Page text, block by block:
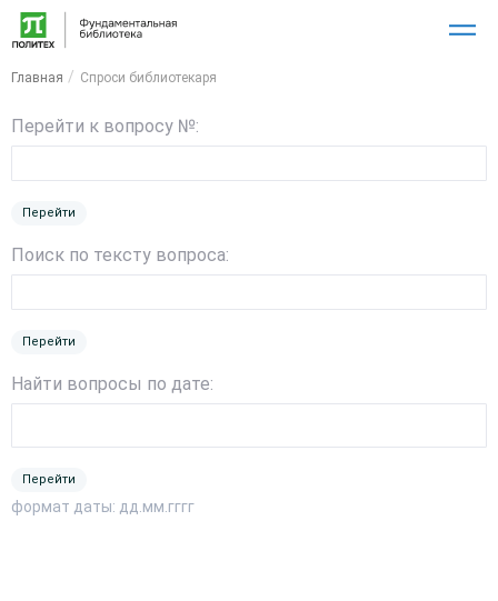
Главная Спроси библиотекаря
Перейти к вопросу №:
Перейти
Поиск по тексту вопроса:
Перейти
Найти вопросы по дате:
Перейти
формат даты: дд.мм.гггг